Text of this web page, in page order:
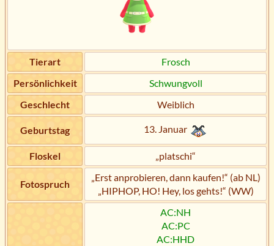
Tierart
Frosch
Persönlichkeit
Schwungvoll
Geschlecht
Weiblich
Geburtstag 13. Januar
Floskel „platschi“
Fotospruch
„Erst anprobieren, dann kaufen!“ (ab NL)
„HIPHOP, HO! Hey, los gehts!“ (WW)
AC:NH
AC:PC
AC:HHD